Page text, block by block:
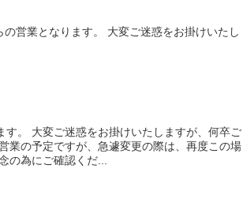
営業となります。 大変ご迷惑をお掛けいたし
。 大変ご迷惑をお掛けいたしますが、何卒ご
業の予定ですが、急遽変更の際は、再度この場
の為にご確認くだ...